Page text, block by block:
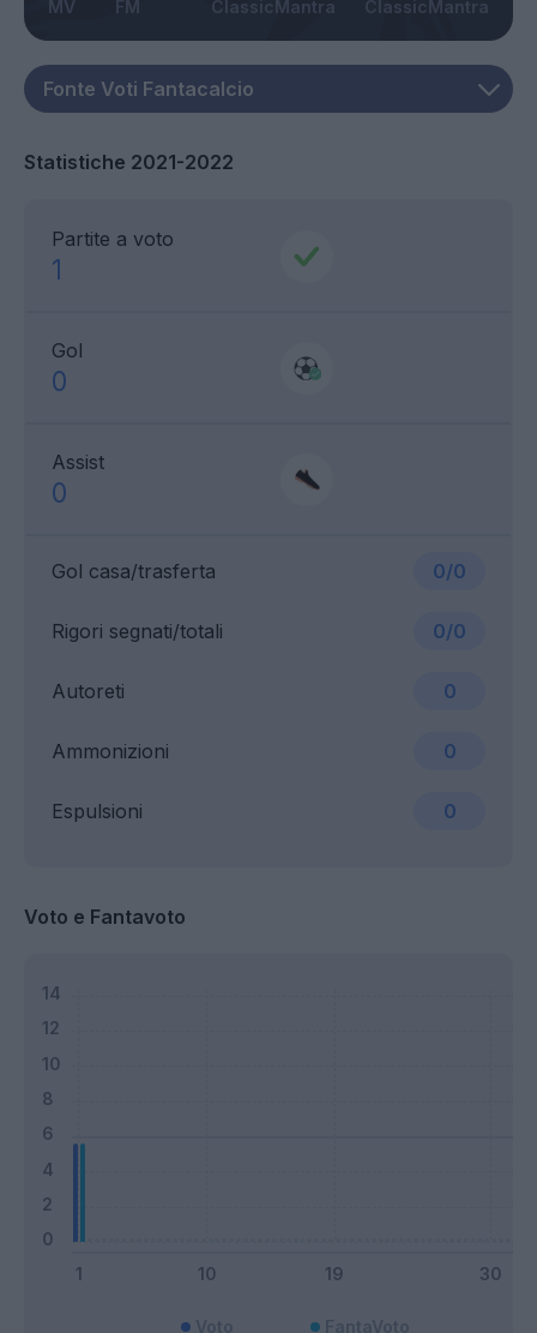
MV FM ClassicMantra ClassicMantra
Statistiche 2021-2022
Partite a voto
1
Gol
0
Assist
0
Gol casa/trasferta 0/0
Ammonizioni 0
Rigori segnati/totali 0/0
Espulsioni 0
Autoreti 0
Voto e Fantavoto